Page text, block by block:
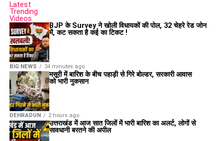
Latest
Trending
Videos
BIG NEWS 34 minutes ago
BJP के Survey ने खोली विधायकों की पोल, 32 चेहरे रेड जोन
में, कट सकता है कई का टिकट !
DEHRADUN 2 hours ago
मसूरी में बारिश के बीच पहाड़ी से गिरे बोल्डर, सरकारी आवास
को भारी नुकसान
उत्तराखंड में आज सात जिलों में भारी बारिश का अलर्ट, लोगों से
सावधानी बरतने की अपील